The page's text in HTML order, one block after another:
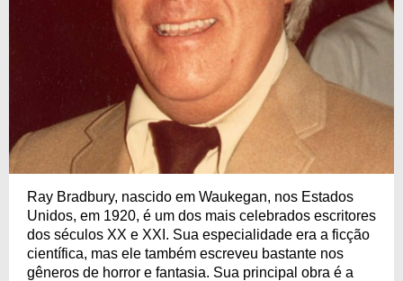
Ray Bradbury, nascido em Waukegan, nos Estados
Unidos, em 1920, é um dos mais celebrados escritores
dos séculos XX e XXI. Sua especialidade era a ficção
científica, mas ele também escreveu bastante nos
gêneros de horror e fantasia. Sua principal obra é a